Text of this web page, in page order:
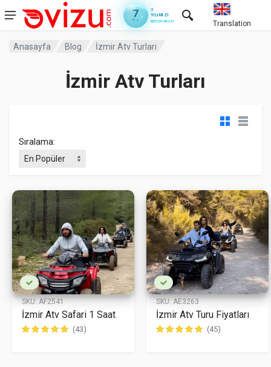
7
YIL
7.
YILIMIZI
KUTLUYORUZ! Translation
Anasayfa Blog İzmir Atv Turları
İzmir Atv Turları
Sıralama:
SKU:AF2541
İzmir Atv Safari 1 Saat
(43)
SKU:AE3263
İzmir Atv Turu Fiyatları
(45)